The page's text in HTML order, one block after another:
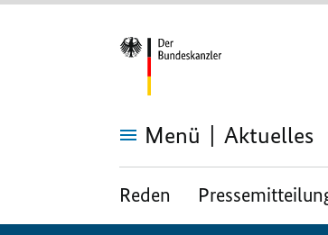
Menü Aktuelles
„Souveränität
Innovation
sichern“
Reden